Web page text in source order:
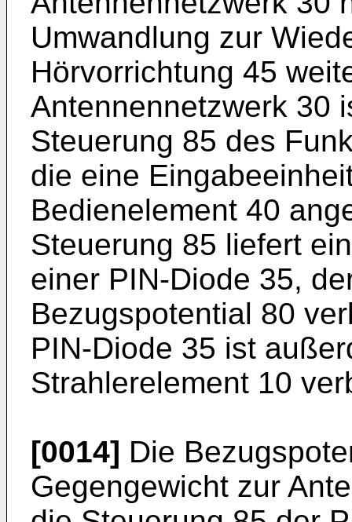
Umwandlung zur
Hörvorrichtung 45
Antennennetzwerk 30
Steuerung 85 des
die eine
Bedienelement 40
Steuerung 85 liefert
einer PIN-Diode 35,
Bezugspotential 80
PIN-Diode 35 ist
Strahlerelement 10
[0014] Die
Gegengewicht zur